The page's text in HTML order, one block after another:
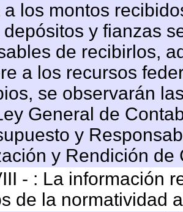
a los montos
depósitos y fianzas
de recibirlos,
a los recursos
se observarán
General de
y
y Rendición
- : La información
de la normatividad